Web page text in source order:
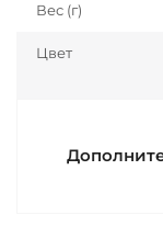
Вес (г)
Цвет